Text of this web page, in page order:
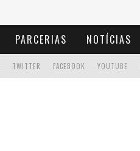
PARCERIAS NOTÍCIAS
YOUTUBE
FACEBOOK
TWITTER